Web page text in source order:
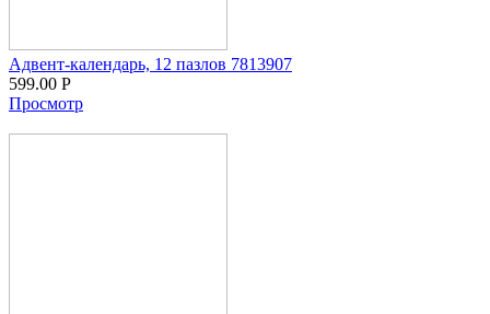
Адвент-календарь, 12 пазлов 7813907
599.00 Р
Просмотр